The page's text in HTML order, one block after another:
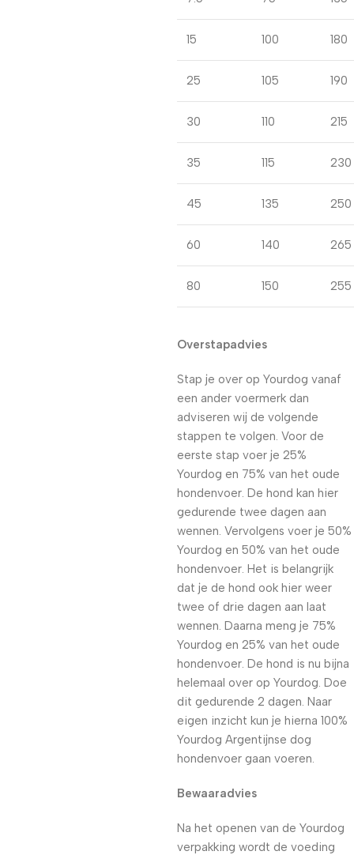
15 100 180
25 105 190
30 110 215
35 115 230
45 135 250
60 140 265
80 150 255
Overstapadvies
Stap je over op Yourdog vanaf
een ander voermerk dan
adviseren wij de volgende
stappen te volgen. Voor de
eerste stap voer je 25%
Yourdog en 75% van het oude
hondenvoer. De hond kan hier
gedurende twee dagen aan
wennen. Vervolgens voer je 50%
Yourdog en 50% van het oude
hondenvoer. Het is belangrijk
dat je de hond ook hier weer
twee of drie dagen aan laat
wennen. Daarna meng je 75%
Yourdog en 25% van het oude
hondenvoer. De hond is nu bijna
helemaal over op Yourdog. Doe
dit gedurende 2 dagen. Naar
eigen inzicht kun je hierna 100%
Yourdog Argentijnse dog
hondenvoer gaan voeren.
Bewaaradvies
Na het openen van de Yourdog
verpakking wordt de voeding